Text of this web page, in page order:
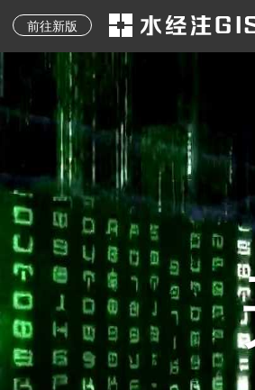
前往新版
地质图、专题图等其它
专业地图
地图下载
离线地图
水经注二维API